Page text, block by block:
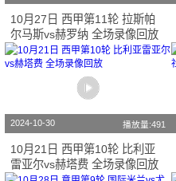
10月27日 西甲第11轮 拉斯帕
尔马斯vs赫罗纳 全场录像回放
2024-10-30 播放量:491
10月21日 西甲第10轮 比利亚
雷亚尔vs赫塔费 全场录像回放